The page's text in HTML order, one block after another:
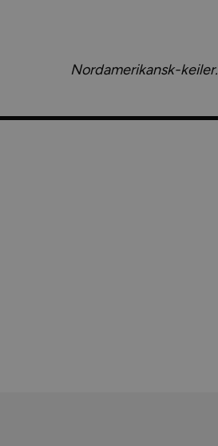
Nordamerikansk-keiler.